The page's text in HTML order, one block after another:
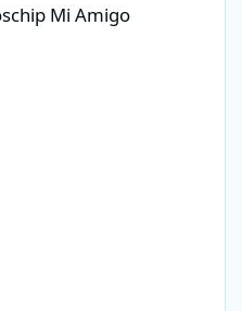
Mi Amigo